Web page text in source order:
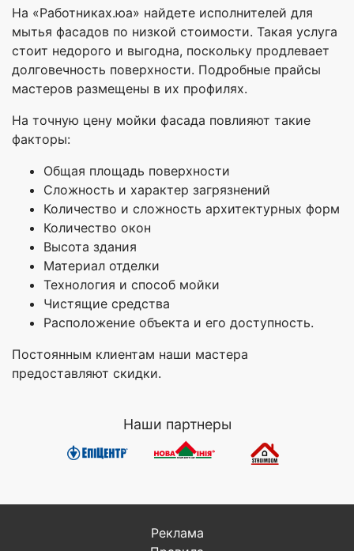
На «Работниках.юа» найдете исполнителей для
мытья фасадов по низкой стоимости. Такая услуга
стоит недорого и выгодна, поскольку продлевает
долговечность поверхности. Подробные прайсы
мастеров размещены в их профилях.
На точную цену мойки фасада повлияют такие
факторы:
Общая площадь поверхности
Сложность и характер загрязнений
Количество и сложность архитектурных форм
Количество окон
Высота здания
Материал отделки
Технология и способ мойки
Чистящие средства
Расположение объекта и его доступность.
Постоянным клиентам наши мастера
предоставляют скидки.
Наши партнеры
Реклама